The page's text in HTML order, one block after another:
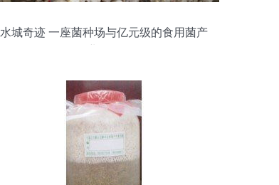
水城奇迹 一座菌种场与亿元级的食用菌产